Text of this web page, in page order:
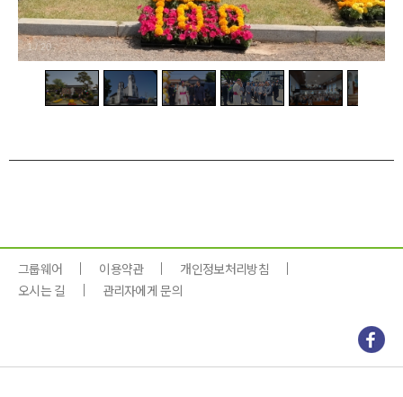
1/20
그룹웨어 이용약관
개인정보처리방침
오시는 길
관리자에게 문의